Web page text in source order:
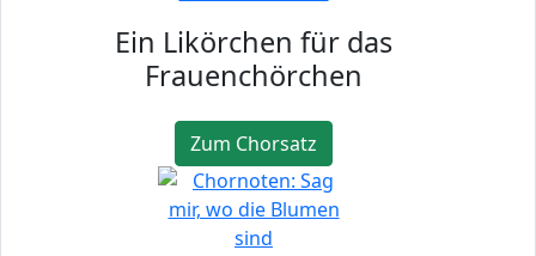
Ein Likörchen für das
Frauenchörchen
Zum Chorsatz